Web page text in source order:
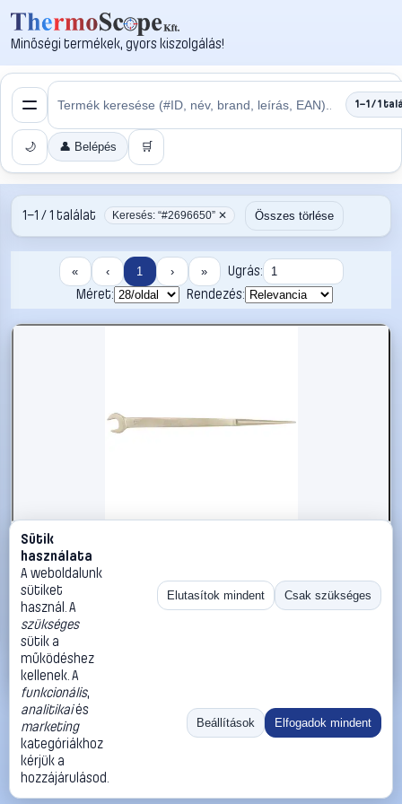
Minőségi termékek, gyors kiszolgálás!
1–1 / 1
🌙 👤 Belépés 🛒
1–1 / 1 találat Keresés: “#2696650” ✕ Összes törlése
« ‹ 1 › »
Ugrás:
Méret:
Rendezés:
#2696650
KS Tools 9638109 963.8109 Szerelő villáskulcs
Kulcsszélesség (coll) 3/4
KS Tools Egyoldalas villáskulcsok
28 990 Ft
Kosárba
«
Ugrás:
Méret:
Rendezés:
©2026
ThermoScope
ÁSZF
Cégbemutató
Sütik
használata
A weboldalunk
sütiket
használ. A
szükséges
sütik a
működéshez
kellenek. A
funkcionális,
analitikaiés
marketing
kategóriákhoz
kérjük a
hozzájárulásod.
Elutasítok mindent Csak szükséges
Beállítások Elfogadok mindent